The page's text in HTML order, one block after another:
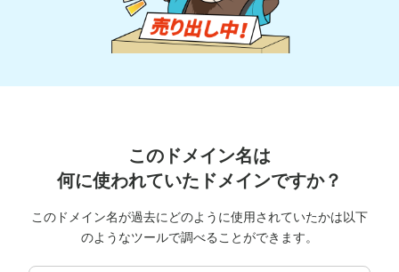
このドメイン名は
何に使われていたドメインですか？
このドメイン名が過去にどのように使用されていたかは以下
のようなツールで調べることができます。